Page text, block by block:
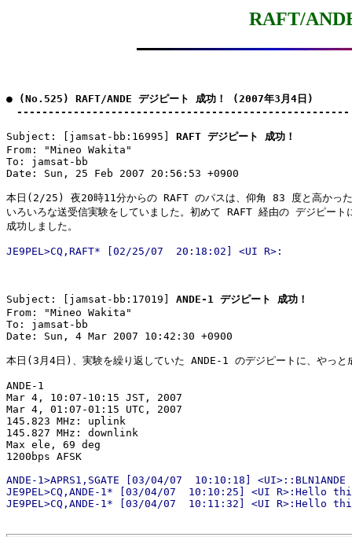
RAFT/
● (No.525) RAFT/ANDE デジピート 成功！ (2007年3月4日)
-----------------------------------------------------
Subject: [jamsat-bb:16995] RAFT デジピート 成功！
From: "Mineo Wakita"
To: jamsat-bb
Date: Sun, 25 Feb 2007 20:56:53 +0900
本日(2/25) 夜20時11分からの RAFT のパスは、仰角 83 度と高かった
いろいろな送受信実験をしていました。初めて RAFT 経由の デジピート
Subject: [jamsat-bb:17019] ANDE-1 デジピート 成功！
From: "Mineo Wakita"
To: jamsat-bb
Date: Sun, 4 Mar 2007 10:42:30 +0900
本日(3月4日)、実験を繰り返していた ANDE-1 のデジピートに、やっと
ANDE-1
Mar 4, 10:07-10:15 JST, 2007
Mar 4, 01:07-01:15 UTC, 2007
145.823 MHz: uplink
145.827 MHz: downlink
Max ele, 69 deg
ANDE-1>APRS1,SGATE [03/04/07  10:10:18]
JE9PEL>CQ,ANDE-1* [03/04/07  10:10:25] <UI R>:Hello